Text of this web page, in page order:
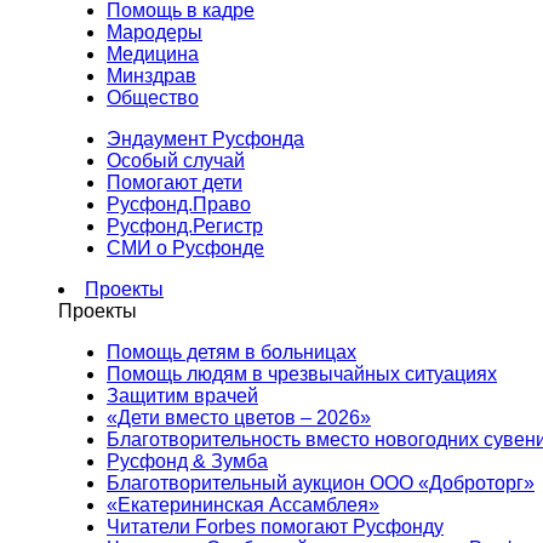
Помощь в кадре
Мародеры
Медицина
Минздрав
Общество
Эндаумент Русфонда
Особый случай
Помогают дети
Русфонд.Право
Русфонд.Регистр
СМИ о Русфонде
Проекты
Проекты
Помощь детям в больницах
Помощь людям в чрезвычайных ситуациях
Защитим врачей
«Дети вместо цветов – 2026»
Благотворительность вместо новогодних
Русфонд & Зумба
Благотворительный аукцион ООО «Доброторг»
«Екатерининская Ассамблея»
Читатели Forbes помогают Русфонду